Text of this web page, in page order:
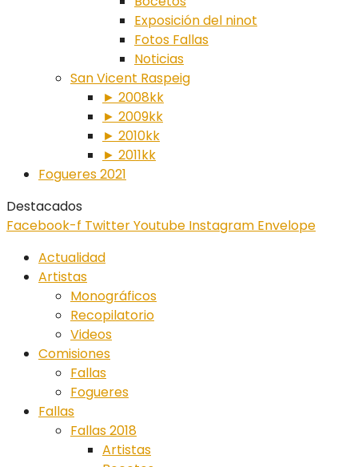
Exposición del ninot
Fotos Fallas
Noticias
San Vicent Raspeig
► 2008kk
► 2009kk
► 2010kk
► 2011kk
Fogueres 2021
Destacados
Facebook-f TwitterYoutube Instagram Envelope
Actualidad
Artistas
Monográficos
Recopilatorio
Videos
Comisiones
Fallas
Fogueres
Fallas
Fallas 2018
Artistas